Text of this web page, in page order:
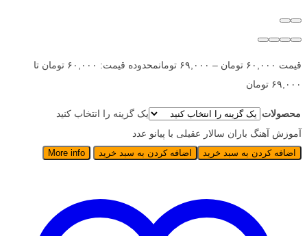
قیمت ۶۰,۰۰۰ تومان – ۶۹,۰۰۰ تومان
محدوده قیمت: ۶۰,۰۰۰ تومان تا
۶۹,۰۰۰ تومان
محصولات
یک گزینه را انتخاب کنید
آموزش آهنگ باران سالار عقیلی با پیانو عدد
اضافه کردن به سبد خرید اضافه کردن به سبد خرید More info